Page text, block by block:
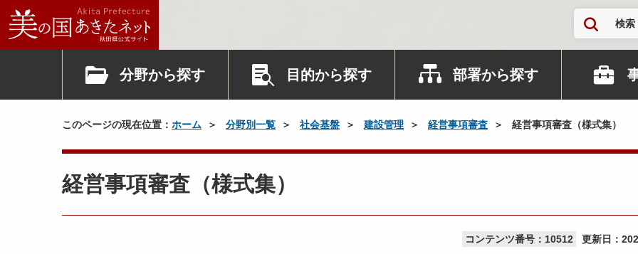
検索
分野から探す 目的から探す 部署から探す
このページの現在位置： ホーム 分野別一覧 社会基盤 建設管理 経営事項審査 経営事項審査（様式集）
経営事項審査（様式集）
コンテンツ番号：10512 更新日：